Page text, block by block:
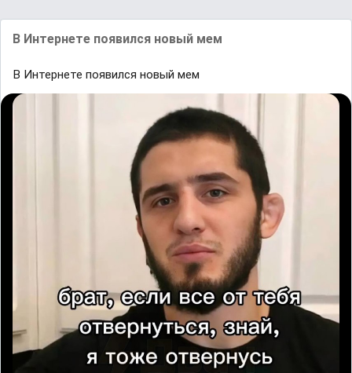
В Интернете появился новый мем
В Интернете появился новый мем